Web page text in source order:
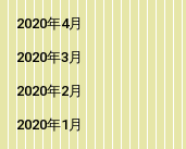
2020年4月
2020年3月
2020年2月
2020年1月